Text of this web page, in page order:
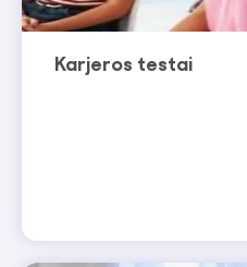
Karjeros testai